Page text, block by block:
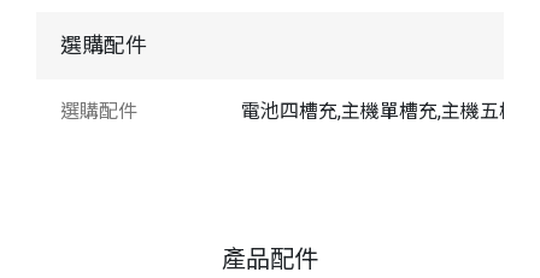
選購配件
選購配件 電池四槽充,主機單槽充,主機五槽充
產品配件